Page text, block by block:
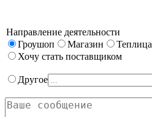
Направление деятельности
Гроушоп
Магазин Теплица
Хочу стать поставщиком
Другое